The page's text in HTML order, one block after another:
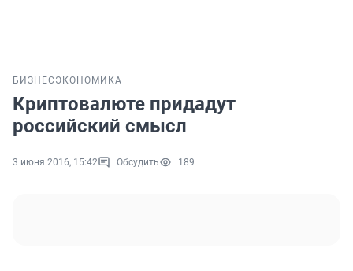
БИЗНЕС ЭКОНОМИКА
Криптовалюте придадут
российский смысл
3 июня 2016, 15:42 Обсудить 189